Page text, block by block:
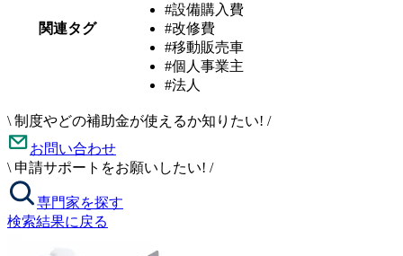
関連タグ
#設備購入費
#改修費
#移動販売車
#個人事業主
#法人
\ 制度やどの補助金が使えるか知りたい! /
お問い合わせ
\ 申請サポートをお願いしたい! /
専門家を探す
検索結果に戻る